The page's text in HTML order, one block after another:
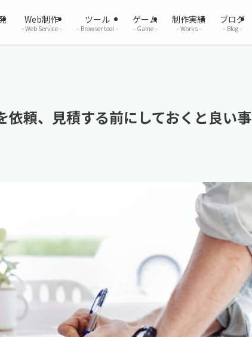
Web制作
– Web Service –
ツール
– Browser tool –
ゲーム
– Game –
制作実績
– Works –
ブログ
– Blog –
依頼、見積する前にしておくと良い事